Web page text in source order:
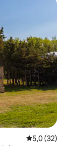
Просечна
5,0 (32)